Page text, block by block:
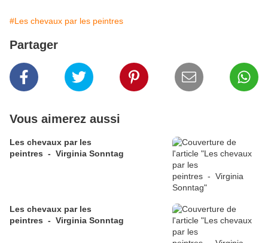
#Les chevaux par les peintres
Partager
Vous aimerez aussi
Les chevaux par les
peintres - Virginia Sonntag
Les chevaux par les
peintres - Virginia Sonntag